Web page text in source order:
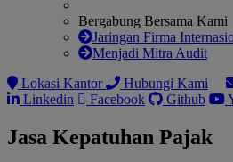
Bergabung Bersama Kami
Jaringan Firma
Menjadi Mitra Audit
Lokasi Kantor
Hubungi Kami
Linkedin
Facebook Github
Jasa Kepatuhan Pajak